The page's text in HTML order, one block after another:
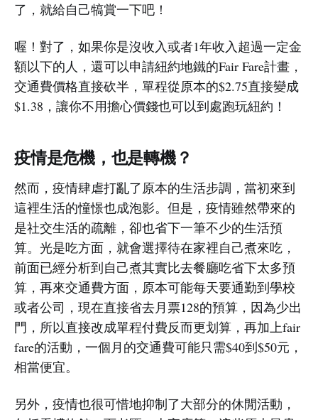
了，就給自己犒賞一下吧！
喔！對了，如果你是沒收入或者1年收入超過一定金
額以下的人，還可以申請紐約地鐵的Fair Fare計畫，
交通費價格直接砍半，單程從原本的$2.75直接變成
$1.38，讓你不用擔心價錢也可以到處跑玩紐約！
疫情是危機，也是轉機？
然而，疫情肆虐打亂了原本的生活步調，當初來到
這裡生活的憧憬也成泡影。但是，疫情雖然帶來的
是社交生活的疏離，卻也省下一筆不少的生活預
算。光是吃方面，就會選擇待在家裡自己煮來吃，
前面已經分析到自己煮其實比去餐廳吃省下太多預
算，再來交通費方面，原本可能每天要通勤到學校
或者公司，現在直接省去月票128的預算，因為少出
門，所以直接改成單程付費反而更划算，再加上fair
fare的活動，一個月的交通費可能只需$40到$50元，
相當便宜。
另外，疫情也很可惜地抑制了大部分的休閒活動，